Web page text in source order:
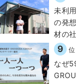
未利
の発
材の
9 位
なぜ